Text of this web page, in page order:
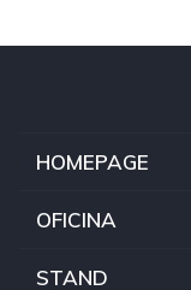
HOMEPAGE
OFICINA
STAND